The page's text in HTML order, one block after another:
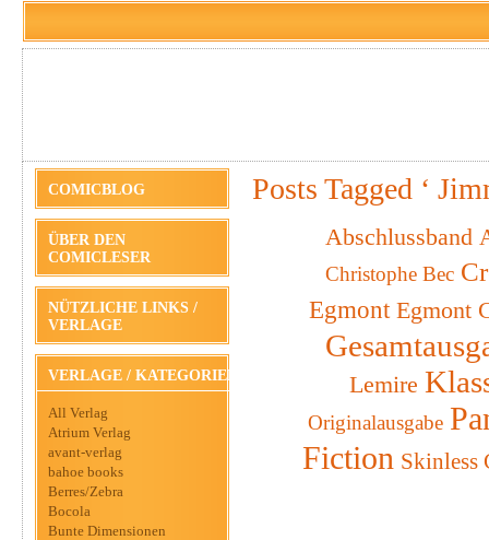
COMICBLOG
ÜBER DEN
COMICLESER
NÜTZLICHE LINKS /
VERLAGE
VERLAGE / KATEGORIEN
All Verlag
Atrium Verlag
avant-verlag
bahoe books
Berres/Zebra
Bocola
Bunte Dimensionen
Posts Tagged ‘
Abschlussband
Christophe Bec
Egmont Egmont
Lemire
Originalausgabe
Fiction Skinless